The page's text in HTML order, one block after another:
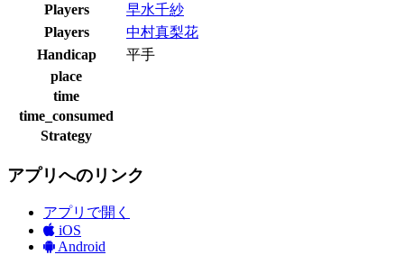
Players
早水千紗
Players
中村真梨花
Handicap
平手
place
time
time_consumed
Strategy
アプリへのリンク
アプリで開く
iOS
Android